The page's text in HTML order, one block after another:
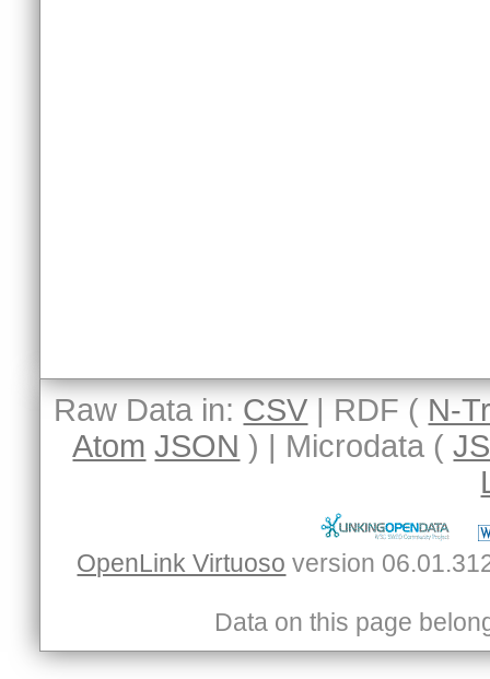
Raw Data in: CSV | RDF ( N-
Atom JSON ) | Microdata (
OpenLink Virtuoso
Data on this page